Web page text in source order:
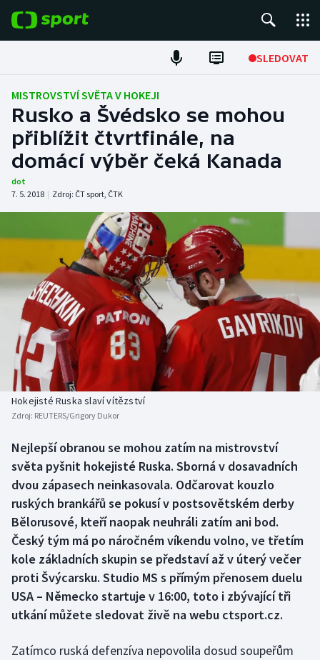
SLEDOVAT
Fotbal
Hokej
Tenis
Atletika
DALŠÍ SPORTY
Americký fotbal
Baseball a softbal
Basketbal
Biatlon
Box
Curling
Dostihy
Florbal
Futsal
NEPŘEHLÉDNĚTE
Soutěže
Historické návraty
Aplikace ČT sport
MISTROVSTVÍ SVĚTA V HOKEJI
Rusko a Švédsko se mohou
přiblížit čtvrtfinále, na
domácí výběr čeká Kanada
dot
7. 5. 2018 | Zdroj: ČT sport, ČTK
Hokejisté Ruska slaví vítězství
Zdroj: REUTERS/Grigory Dukor
Nejlepší obranou se mohou zatím na mistrovství
světa pyšnit hokejisté Ruska. Sborná v dosavadních
dvou zápasech neinkasovala. Odčarovat kouzlo
ruských brankářů se pokusí v postsovětském derby
Bělorusové, kteří naopak neuhráli zatím ani bod.
Český tým má po náročném víkendu volno, ve třetím
kole základních skupin se představí až v úterý večer
proti Švýcarsku. Studio MS s přímým přenosem duelu
USA – Německo startuje v 16:00, toto i zbývající tři
utkání můžete sledovat živě na webu ctsport.cz.
Zatímco ruská defenzíva nepovolila dosud soupeřům